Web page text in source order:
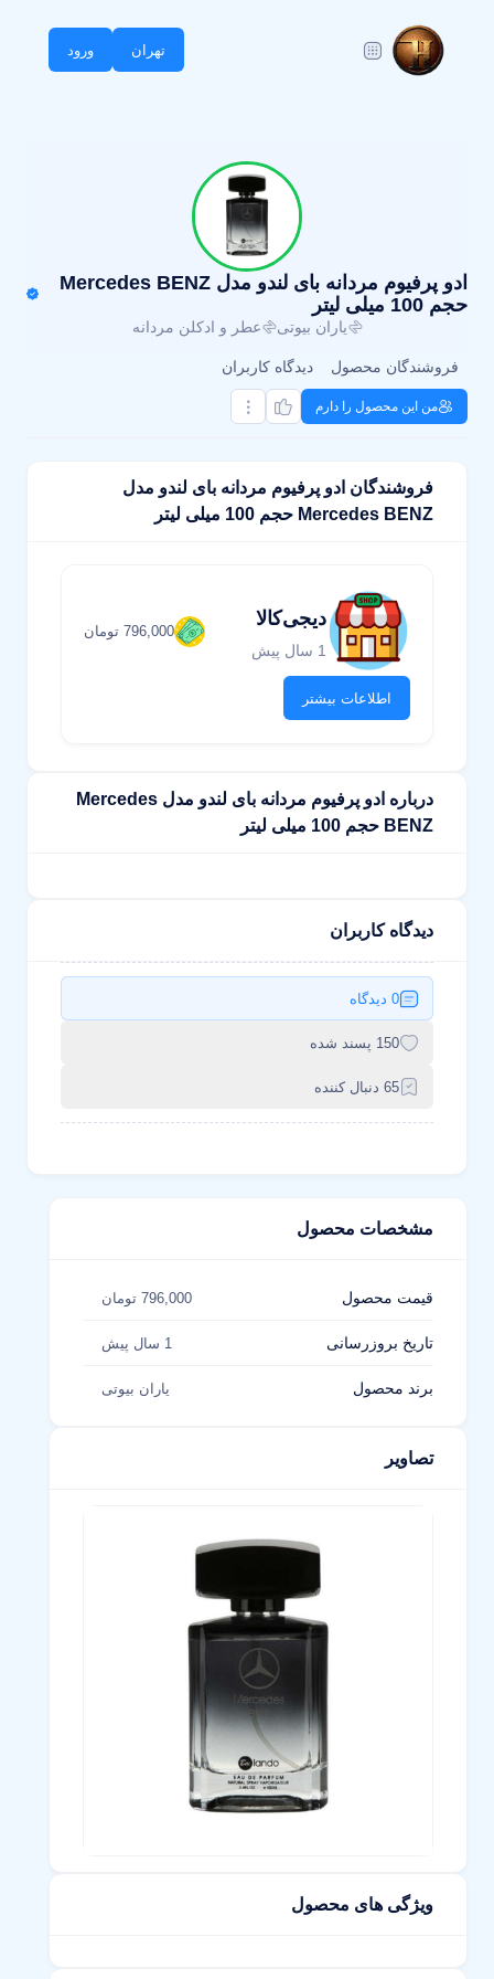
تهران ورود
ادو پرفیوم مردانه بای لندو مدل Mercedes BENZ
حجم 100 میلی لیتر
یاران بیوتی عطر و ادکلن مردانه
فروشندگان محصول دیدگاه کاربران
من این محصول را دارم
فروشندگان ادو پرفیوم مردانه بای لندو مدل
Mercedes BENZ حجم 100 میلی لیتر
دیجی‌کالا
1 سال پیش
796,000 تومان
اطلاعات بیشتر
درباره ادو پرفیوم مردانه بای لندو مدل Mercedes
BENZ حجم 100 میلی لیتر
دیدگاه کاربران
0 دیدگاه
150 پسند شده
65 دنبال کننده
مشخصات محصول
قیمت محصول 796,000 تومان
تاریخ بروزرسانی 1 سال پیش
برند محصول یاران بیوتی
تصاویر
ویژگی های محصول